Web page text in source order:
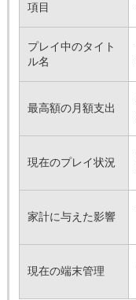
項目
プレイ中のタイト
ル名
最高額の月額支出
現在のプレイ状況
家計に与えた影響
現在の端末管理